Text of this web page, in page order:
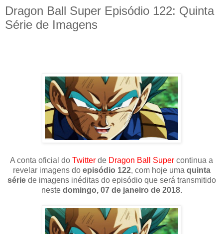
Dragon Ball Super Episódio 122: Quinta
Série de Imagens
A conta oficial do Twitter de Dragon Ball Super continua a
revelar imagens do episódio 122, com hoje uma quinta
sériede imagens inéditas do episódio que será transmitido
neste domingo, 07 de janeiro de 2018.